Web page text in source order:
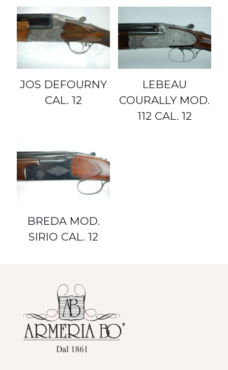
JOS DEFOURNY
CAL. 12
LEBEAU
COURALLY MOD.
112 CAL. 12
BREDA MOD.
SIRIO CAL. 12